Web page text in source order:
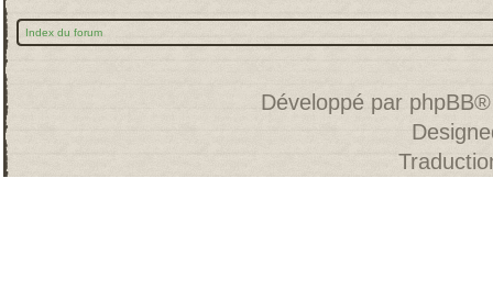
Index du forum
Développé par phpBB®